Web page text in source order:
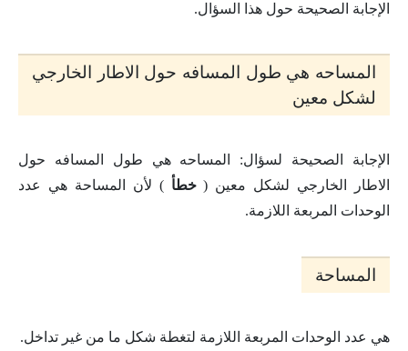
الإجابة الصحيحة حول هذا السؤال.
المساحه هي طول المسافه حول الاطار الخارجي
لشكل معين
الإجابة الصحيحة لسؤال: المساحه هي طول المسافه حول
الاطار الخارجي لشكل معين (خطأ ) لأن المساحة هي عدد
الوحدات المربعة اللازمة.
المساحة
هي عدد الوحدات المربعة اللازمة لتغطة شكل ما من غير تداخل.